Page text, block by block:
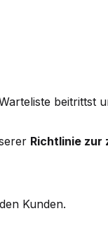
beitrittst
Richtlinie zur
Kunden.